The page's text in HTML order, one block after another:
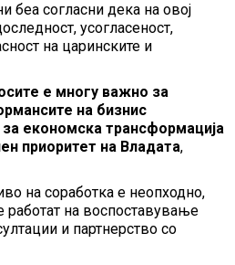
беа согласни дека на овој
усогласеност,
на царинските и
е многу важно за
на бизнис
економска трансформација
приоритет на Владата,
на соработка е неопходно,
работат на воспоставување
и партнерство со